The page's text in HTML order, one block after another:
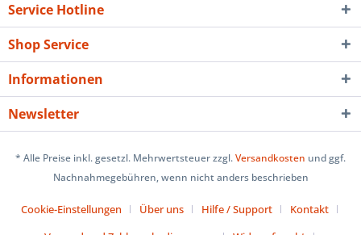
Service Hotline
Shop Service
Informationen
Newsletter
* Alle Preise inkl. gesetzl. Mehrwertsteuer zzgl.Versandkosten und ggf.
Nachnahmegebühren, wenn nicht anders beschrieben
Cookie-Einstellungen Über uns Hilfe / Support
Kontakt